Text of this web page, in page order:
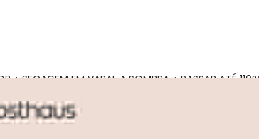
EM VARAL A SOMBRA ¿ PASSAR ATÉ